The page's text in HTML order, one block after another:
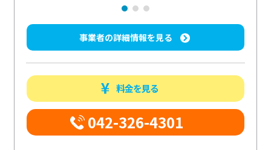
事業者の詳細情報を見る
料金を見る
042-326-4301